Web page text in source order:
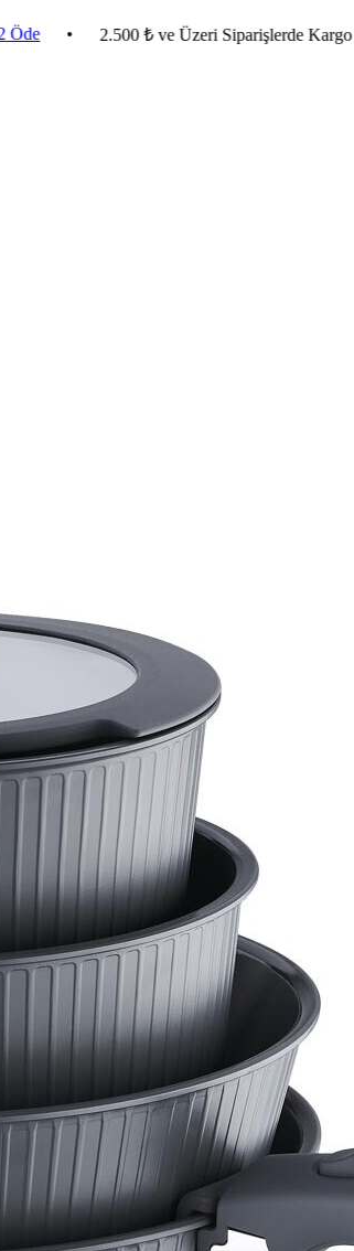
• 2.500 ₺ ve Üzeri Siparişlerde Kargo Bedava